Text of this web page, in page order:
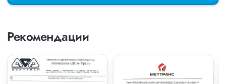
Рекомендации